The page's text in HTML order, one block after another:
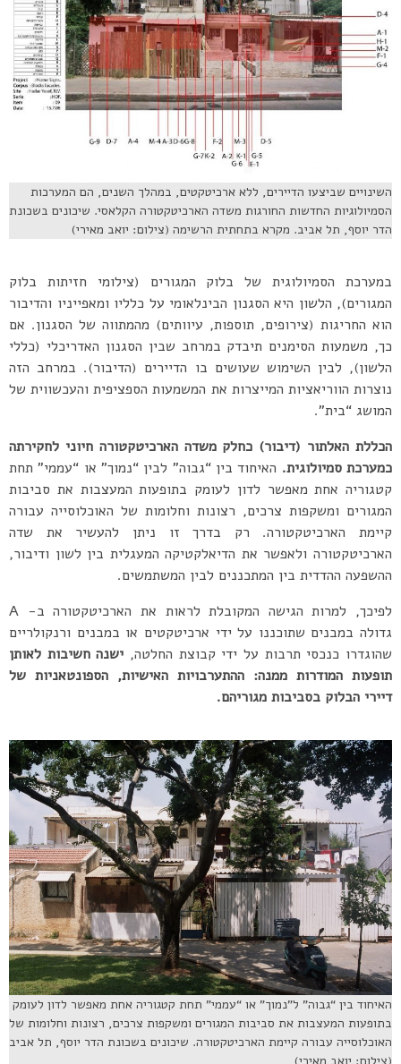
השינויים שביצעו הדיירים, ללא ארכיטקטים, במהלך השנים, הם המערכות
הסמיולוגיות החדשות החורגות משדה הארכיטקטורה הקלאסי. שיכונים בשכונת
הדר יוסף, תל אביב. מקרא בתחתית הרשימה (צילום: יואב מאירי)
במערכת הסמיולוגית של בלוק המגורים (צילומי חזיתות בלוק
המגורים), הלשון היא הסגנון הבינלאומי על כלליו ומאפייניו והדיבור
הוא החריגות (צירופים, תוספות, עיוותים) מהמתווה של הסגנון. אם
כך, משמעות הסימנים תיבדק במרחב שבין הסגנון האדריכלי (כללי
הלשון), לבין השימוש שעושים בו הדיירים (הדיבור). במרחב הזה
נוצרות הווריאציות המייצרות את המשמעות הספציפית והעכשווית של
המושג “בית”.
הכללת האלתור (דיבור) כחלק משדה הארכיטקטורה חיוני לחקירתה
כמערכת סמיולוגית. האיחוד בין “גבוה” לבין “נמוך” או “עממי” תחת
קטגוריה אחת מאפשר לדון לעומק בתופעות המעצבות את סביבות
המגורים ומשקפות צרכים, רצונות וחלומות של האוכלוסייה עבורה
קיימת הארכיטקטורה. רק בדרך זו ניתן להעשיר את שדה
הארכיטקטורה ולאפשר את הדיאלקטיקה המעגלית בין לשון ודיבור,
ההשפעה ההדדית בין המתכננים לבין המשתמשים.
לפיכך, למרות הגישה המקובלת לראות את הארכיטקטורה ב- A
גדולה במבנים שתוכננו על ידי ארכיטקטים או במבנים ורנקולריים
שהוגדרו כנכסי תרבות על ידי קבוצת החלטה, ישנה חשיבות לאותן
תופעות המודרות ממנה: ההתערבויות האישיות, הספונטאניות של
דיירי הבלוק בסביבות מגוריהם.
האיחוד בין “גבוה” ל”נמוך” או “עממי” תחת קטגוריה אחת מאפשר לדון לעומק
בתופעות המעצבות את סביבות המגורים ומשקפות צרכים, רצונות וחלומות של
האוכלוסייה עבורה קיימת הארכיטקטורה. שיכונים בשכונת הדר יוסף, תל אביב